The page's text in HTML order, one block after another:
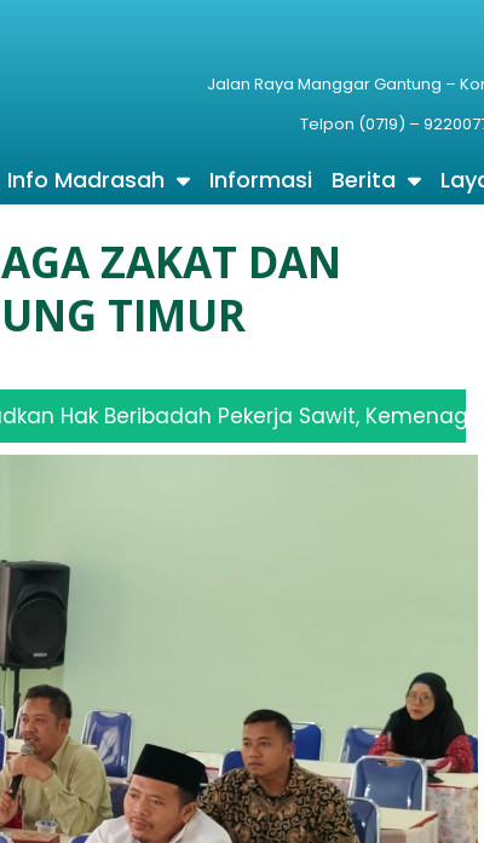
Jalan Raya Manggar Gantung –
Telpon (0719) –
Info Madrasah Informasi Berita
ZAKAT DAN
TIMUR
Sawit, Kemenag Dan FKUB Beltim